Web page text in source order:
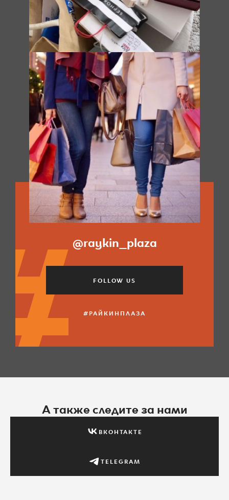
@raykin_plaza
FOLLOW US
#РАЙКИНПЛАЗА
А также следите за нами
ВКОНТАКТЕ
TELEGRAM